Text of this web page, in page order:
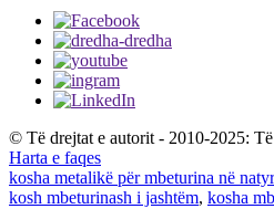
© Të drejtat e autorit - 2010-2025:
Harta e faqes
kosha metalikë për mbeturina në
kosh mbeturinash i jashtëm, kosha